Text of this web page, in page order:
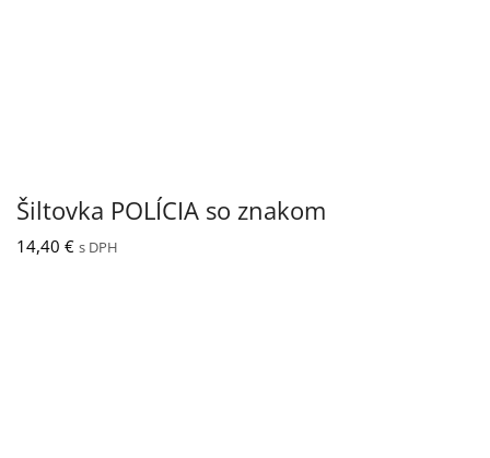
Šiltovka POLÍCIA so znakom
14,40 € s DPH